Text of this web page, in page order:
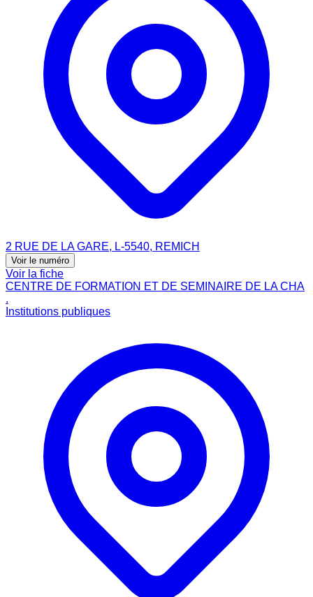
2 RUE DE LA GARE, L-5540, REMICH
Voir le numéro
Voir la fiche
CENTRE DE FORMATION ET DE SEMINAIRE DE LA CHA
.
Institutions publiques